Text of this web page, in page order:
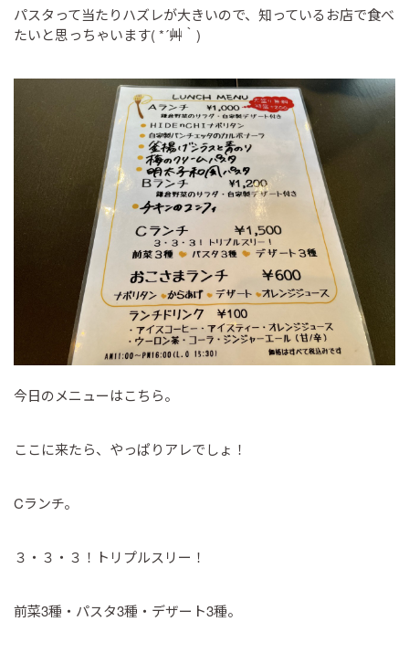
パスタって当たりハズレが大きいので、知っているお店で食べ
たいと思っちゃいます( *´艸｀)
今日のメニューはこちら。
ここに来たら、やっぱりアレでしょ！
Cランチ。
３・３・３！トリプルスリー！
前菜3種・パスタ3種・デザート3種。